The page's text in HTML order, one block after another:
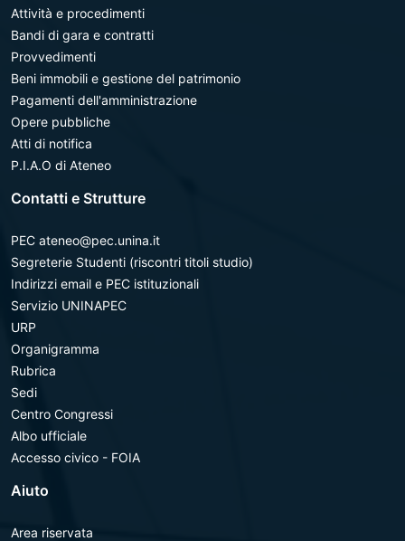
Attività e procedimenti
Bandi di gara e contratti
Provvedimenti
Beni immobili e gestione del patrimonio
Pagamenti dell'amministrazione
Opere pubbliche
Atti di notifica
P.I.A.O di Ateneo
Contatti e Strutture
PEC ateneo@pec.unina.it
Segreterie Studenti (riscontri titoli studio)
Indirizzi email e PEC istituzionali
Servizio UNINAPEC
URP
Organigramma
Rubrica
Sedi
Centro Congressi
Albo ufficiale
Accesso civico - FOIA
Aiuto
Area riservata